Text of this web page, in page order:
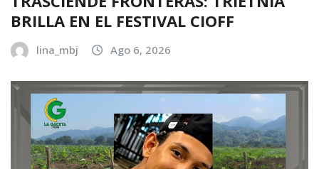
BRILLA EN EL FESTIVAL CIOFF
lina_mbj Ago 6, 2026